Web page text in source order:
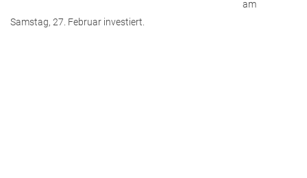
am
Samstag, 27. Februar investiert.